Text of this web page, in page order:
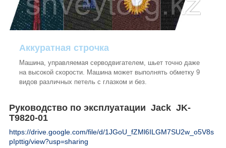
Аккуратная строчка
Машина, управляемая серводвигателем, шьет точно даже
на высокой скорости. Машина может выполнять обметку 9
видов различных петель с глазком и без.
Руководство по эксплуатации Jack JK-
T9820-01
https://drive.google.com/file/d/1JGoU_fZMl6ILGM7SU2w_o5V8s
pIpttig/view?usp=sharing